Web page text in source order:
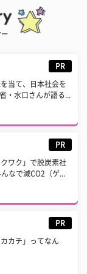
ー
PR
当て、日本社会を
・水口さんが語る...
PR
ワク」で脱炭素社
なで減CO2（ゲ...
PR
カチ」ってなん